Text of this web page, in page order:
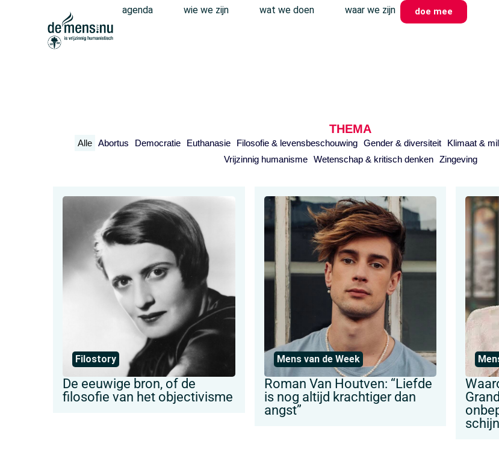
agenda wie we zijn wat we doen waar we zijn doe mee
THEMA
Abortus Democratie Euthanasie Filosofie & levensbeschouwing Gender & diversiteit Klimaat &
Vrijzinnig humanisme
Wetenschap & kritisch denken Zingeving
Alle
Filostory
De eeuwige bron, of de
filosofie van het objectivisme
Mens van de Week
Roman Van Houtven: “Liefde
is nog altijd krachtiger dan
angst”